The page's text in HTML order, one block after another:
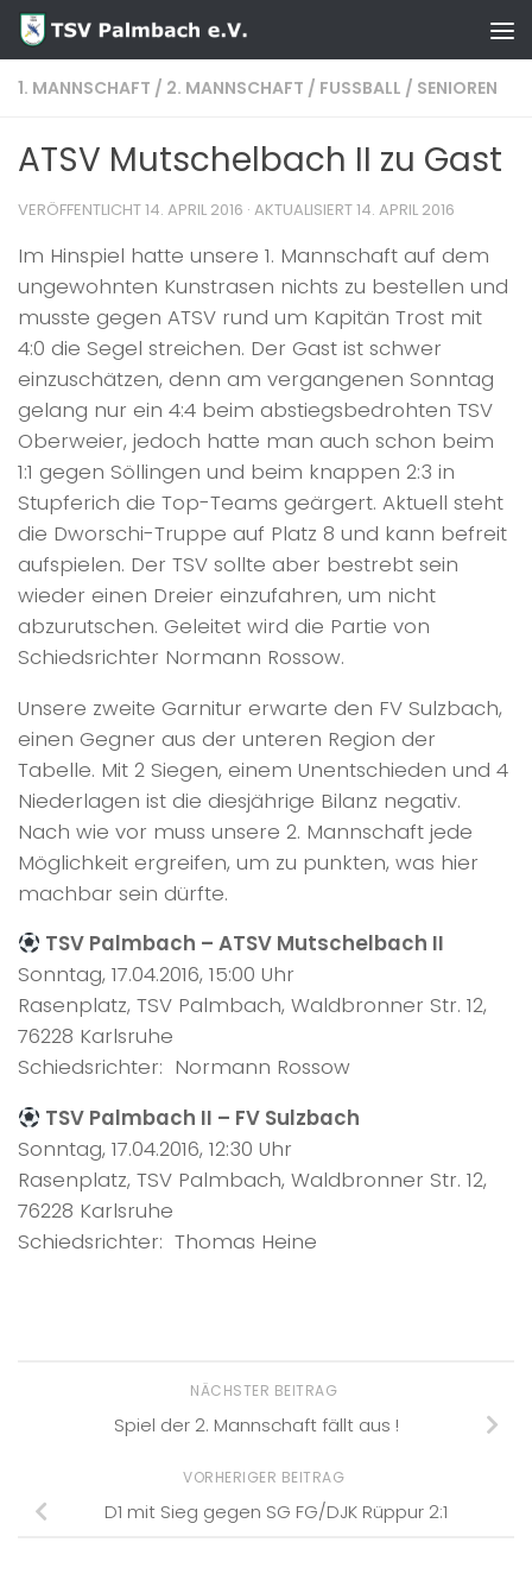
Zum Inhalt springen
1. MANNSCHAFT / 2. MANNSCHAFT / FUSSBALL / SENIOREN
ATSV Mutschelbach II zu Gast
VERÖFFENTLICHT14. APRIL 2016 · AKTUALISIERT14. APRIL 2016
Im Hinspiel hatte unsere 1. Mannschaft auf dem
ungewohnten Kunstrasen nichts zu bestellen und
musste gegen ATSV rund um Kapitän Trost mit
4:0 die Segel streichen. Der Gast ist schwer
einzuschätzen, denn am vergangenen Sonntag
gelang nur ein 4:4 beim abstiegsbedrohten TSV
Oberweier, jedoch hatte man auch schon beim
1:1 gegen Söllingen und beim knappen 2:3 in
Stupferich die Top-Teams geärgert. Aktuell steht
die Dworschi-Truppe auf Platz 8 und kann befreit
aufspielen. Der TSV sollte aber bestrebt sein
wieder einen Dreier einzufahren, um nicht
abzurutschen. Geleitet wird die Partie von
Schiedsrichter Normann Rossow.
Unsere zweite Garnitur erwarte den FV Sulzbach,
einen Gegner aus der unteren Region der
Tabelle. Mit 2 Siegen, einem Unentschieden und 4
Niederlagen ist die diesjährige Bilanz negativ.
Nach wie vor muss unsere 2. Mannschaft jede
Möglichkeit ergreifen, um zu punkten, was hier
machbar sein dürfte.
TSV Palmbach – ATSV Mutschelbach II
Sonntag, 17.04.2016, 15:00 Uhr
Rasenplatz, TSV Palmbach, Waldbronner Str. 12,
76228 Karlsruhe
Schiedsrichter: Normann Rossow
TSV Palmbach II – FV Sulzbach
Sonntag, 17.04.2016, 12:30 Uhr
Rasenplatz, TSV Palmbach, Waldbronner Str. 12,
76228 Karlsruhe
Schiedsrichter: Thomas Heine
NÄCHSTER BEITRAG
Spiel der 2. Mannschaft fällt aus !
VORHERIGER BEITRAG
D1 mit Sieg gegen SG FG/DJK Rüppur 2:1